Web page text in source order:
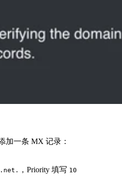
加一条 MX 记录：
，Priority 填写 10